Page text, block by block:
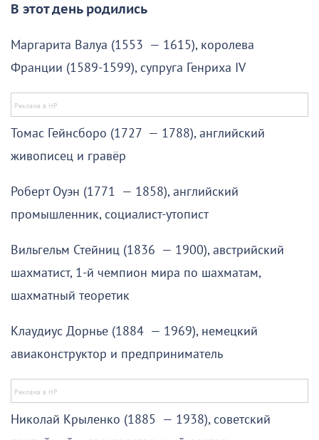
В этот день родились
Маргарита Валуа (1553 — 1615), королева
Франции (1589-1599), супруга Генриха IV
Томас Гейнсборо (1727 — 1788), английский
живописец и гравёр
Роберт Оуэн (1771 — 1858), английский
промышленник, социалист-утопист
Вильгельм Стейниц (1836 — 1900), австрийский
шахматист, 1-й чемпион мира по шахматам,
шахматный теоретик
Клаудиус Дорнье (1884 — 1969), немецкий
авиаконструктор и предприниматель
Николай Крыленко (1885 — 1938), советский